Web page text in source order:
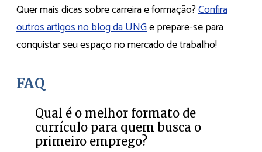
Quer mais dicas sobre carreira e formação?Confira
outros artigos no blog da UNGe prepare-se para
conquistar seu espaço no mercado de trabalho!
FAQ
Qual é o melhor formato de
currículo para quem busca o
primeiro emprego?